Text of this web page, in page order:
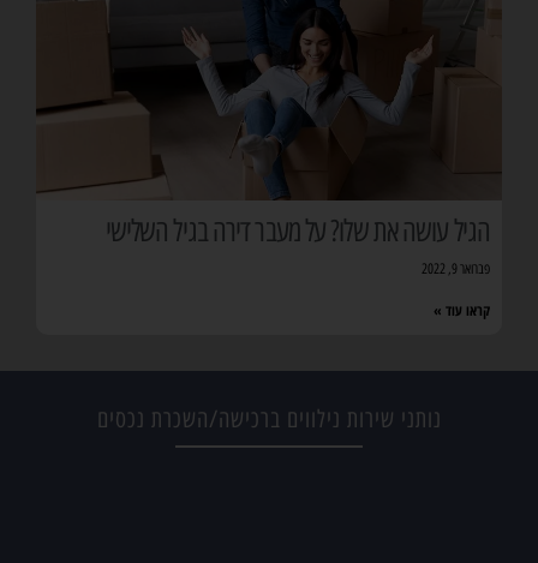
הגיל עושה את שלו? על מעבר דירה בגיל השלישי
פברואר 9, 2022
קראו עוד »
נותני שירות נילווים ברכישה/השכרת נכסים